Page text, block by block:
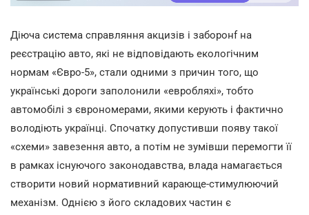
Діюча система справляння акцизів і заборонf на
реєстрацію авто, які не відповідають екологічним
нормам «Євро-5», стали одними з причин того, що
українські дороги заполонили «евробляхі», тобто
автомобілі з єврономерами, якими керують і фактично
володіють українці. Спочатку допустивши появу такої
«схеми» завезення авто, а потім не зумівши перемогти її
в рамках існуючого законодавства, влада намагається
створити новий нормативний карающе-стимулюючий
механізм. Однією з його складових частин є